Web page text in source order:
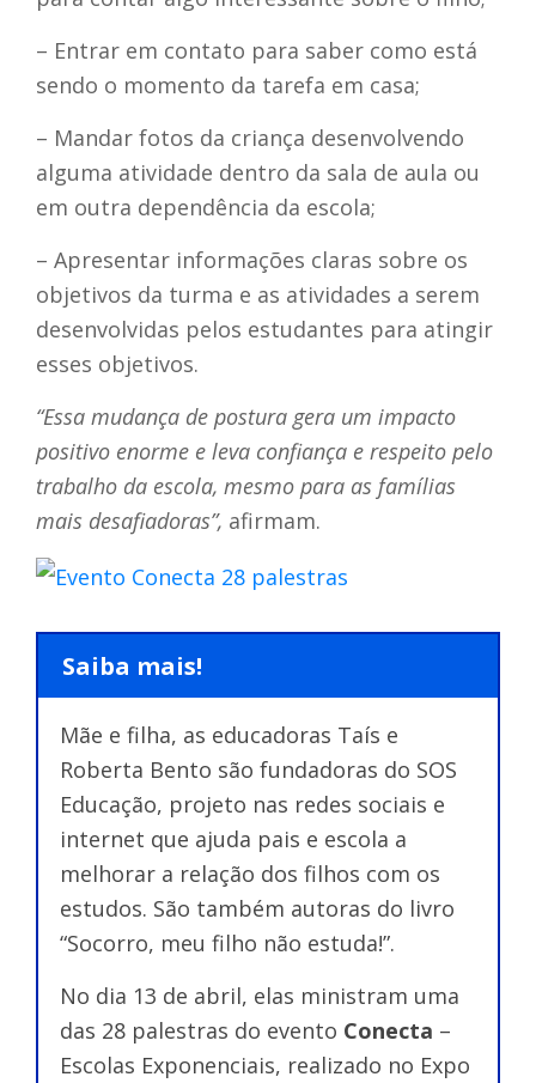
– Entrar em contato para saber como está
sendo o momento da tarefa em casa;
– Mandar fotos da criança desenvolvendo
alguma atividade dentro da sala de aula ou
em outra dependência da escola;
– Apresentar informações claras sobre os
objetivos da turma e as atividades a serem
desenvolvidas pelos estudantes para atingir
esses objetivos.
“Essa mudança de postura gera um impacto
positivo enorme e leva confiança e respeito pelo
trabalho da escola, mesmo para as famílias
mais desafiadoras”, afirmam.
Saiba mais!
Mãe e filha, as educadoras Taís e
Roberta Bento são fundadoras do SOS
Educação, projeto nas redes sociais e
internet que ajuda pais e escola a
melhorar a relação dos filhos com os
estudos. São também autoras do livro
“Socorro, meu filho não estuda!”.
No dia 13 de abril, elas ministram uma
das 28 palestras do evento Conecta –
Escolas Exponenciais, realizado no Expo